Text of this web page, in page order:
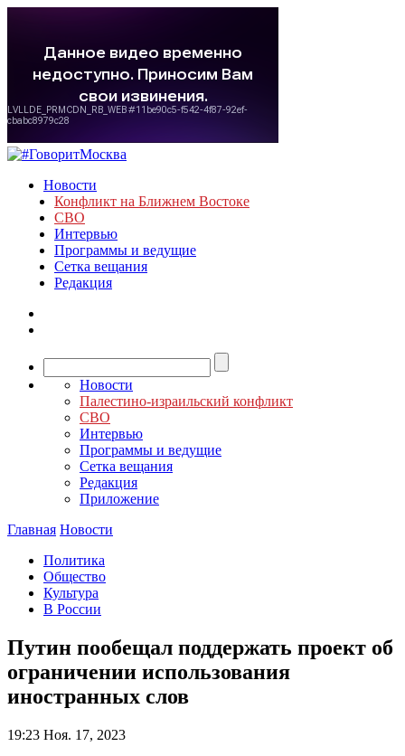
Новости
Конфликт на Ближнем Востоке
СВО
Интервью
Программы и ведущие
Сетка вещания
Редакция
Новости
Палестино-израильский конфликт
СВО
Интервью
Программы и ведущие
Сетка вещания
Редакция
Приложение
Главная Новости
Политика
Общество
Культура
В России
Путин пообещал поддержать проект об
ограничении использования
иностранных слов
19:23 Ноя. 17, 2023